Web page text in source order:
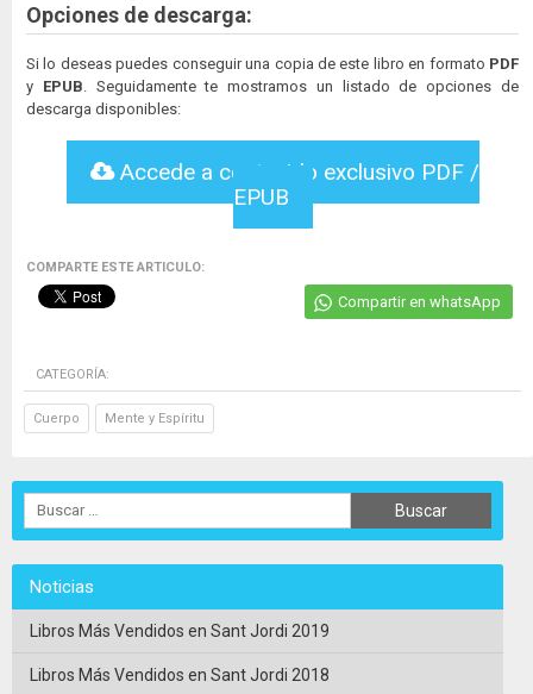
Opciones de descarga:
Si lo deseas puedes conseguir una copia de este libro en formato PDF
y EPUB . Seguidamente te mostramos un listado de opciones de
descarga disponibles:
Accede a contenido exclusivo PDF /
EPUB
COMPARTE ESTE ARTICULO:
Compartir en whatsApp
CATEGORÍA:
Cuerpo Mente y Espíritu
Noticias
Libros Más Vendidos en Sant Jordi 2019
Libros Más Vendidos en Sant Jordi 2018